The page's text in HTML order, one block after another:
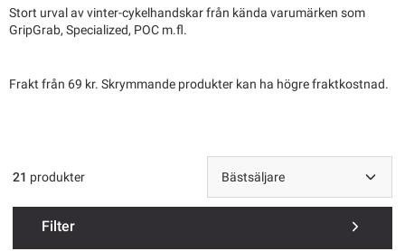
Stort urval av vinter-cykelhandskar från kända varumärken som
GripGrab, Specialized, POC m.fl.
Frakt från 69 kr. Skrymmande produkter kan ha högre fraktkostnad.
Filter
21 produkter